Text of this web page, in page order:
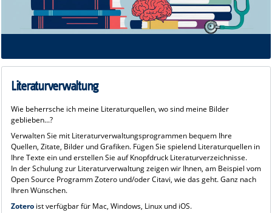
Literaturverwaltung
Wie beherrsche ich meine Literaturquellen, wo sind meine Bilder
geblieben...?
Verwalten Sie mit Literaturverwaltungsprogrammen bequem Ihre
Quellen, Zitate, Bilder und Grafiken. Fügen Sie spielend Literaturquellen in
Ihre Texte ein und erstellen Sie auf Knopfdruck Literaturverzeichnisse.
In der Schulung zur Literaturverwaltung zeigen wir Ihnen, am Beispiel vom
Open Source Programm Zotero und/oder Citavi, wie das geht. Ganz nach
Ihren Wünschen.
Zoteroist verfügbar für Mac, Windows, Linux und iOS.